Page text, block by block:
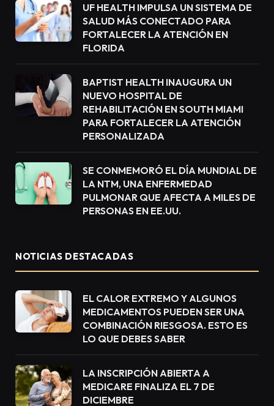
UF HEALTH IMPULSA UN SISTEMA DE
SALUD MÁS CONECTADO PARA
FORTALECER LA ATENCIÓN EN
FLORIDA
BAPTIST HEALTH INAUGURA UN
NUEVO HOSPITAL DE
REHABILITACIÓN EN SOUTH MIAMI
PARA FORTALECER LA ATENCIÓN
PERSONALIZADA
SE CONMEMORÓ EL DÍA MUNDIAL DE
LA NTM, UNA ENFERMEDAD
PULMONAR QUE AFECTA A MILES DE
PERSONAS EN EE.UU.
NOTICIAS DESTACADAS
EL CALOR EXTREMO Y ALGUNOS
MEDICAMENTOS PUEDEN SER UNA
COMBINACIÓN RIESGOSA. ESTO ES
LO QUE DEBES SABER
LA INSCRIPCIÓN ABIERTA A
MEDICARE FINALIZA EL 7 DE
DICIEMBRE